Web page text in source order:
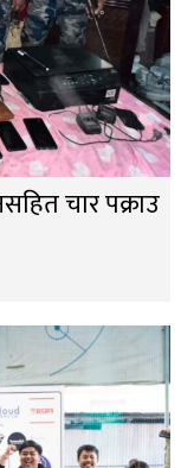
चार पक्राउ